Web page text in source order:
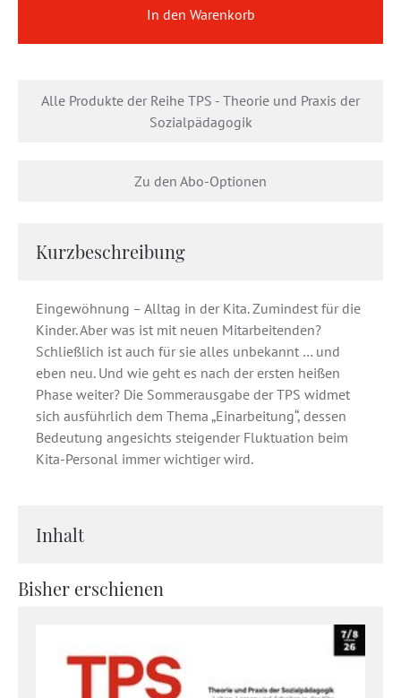
Zu den Abo-Optionen
Alle Produkte der Reihe TPS - Theorie und Praxis der
Sozialpädagogik
In den Warenkorb
Kurzbeschreibung
Eingewöhnung – Alltag in der Kita. Zumindest für die
Kinder. Aber was ist mit neuen Mitarbeitenden?
Schließlich ist auch für sie alles unbekannt … und
eben neu. Und wie geht es nach der ersten heißen
Phase weiter? Die Sommerausgabe der TPS widmet
sich ausführlich dem Thema „Einarbeitung“, dessen
Bedeutung angesichts steigender Fluktuation beim
Kita-Personal immer wichtiger wird.
Inhalt
Bisher erschienen